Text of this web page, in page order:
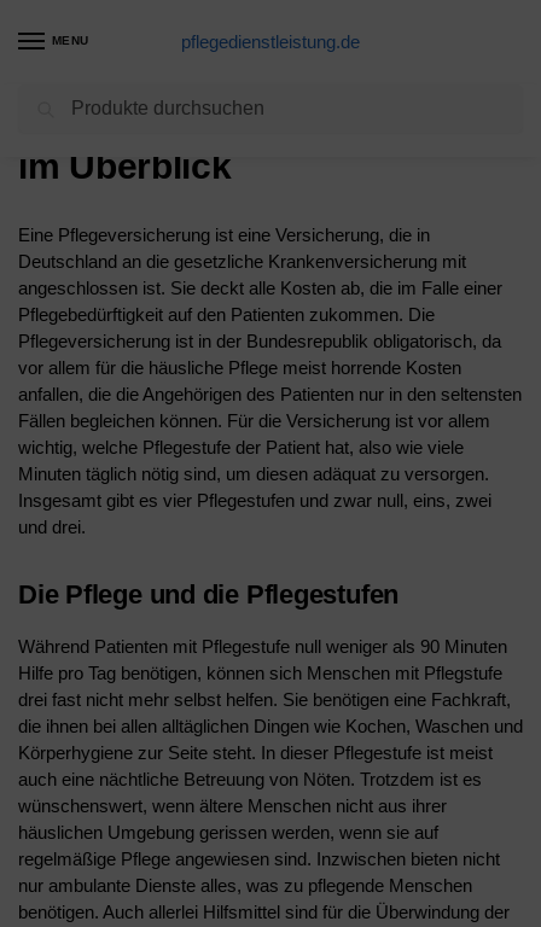
MENU pflegedienstleistung.de
Die Pflege – Alle Leistungen
im Überblick
Eine Pflegeversicherung ist eine Versicherung, die in
Deutschland an die gesetzliche Krankenversicherung mit
angeschlossen ist. Sie deckt alle Kosten ab, die im Falle einer
Pflegebedürftigkeit auf den Patienten zukommen. Die
Pflegeversicherung ist in der Bundesrepublik obligatorisch, da
vor allem für die häusliche Pflege meist horrende Kosten
anfallen, die die Angehörigen des Patienten nur in den seltensten
Fällen begleichen können. Für die Versicherung ist vor allem
wichtig, welche Pflegestufe der Patient hat, also wie viele
Minuten täglich nötig sind, um diesen adäquat zu versorgen.
Insgesamt gibt es vier Pflegestufen und zwar null, eins, zwei
und drei.
Die Pflege und die Pflegestufen
Während Patienten mit Pflegestufe null weniger als 90 Minuten
Hilfe pro Tag benötigen, können sich Menschen mit Pflegstufe
drei fast nicht mehr selbst helfen. Sie benötigen eine Fachkraft,
die ihnen bei allen alltäglichen Dingen wie Kochen, Waschen und
Körperhygiene zur Seite steht. In dieser Pflegestufe ist meist
auch eine nächtliche Betreuung von Nöten. Trotzdem ist es
wünschenswert, wenn ältere Menschen nicht aus ihrer
häuslichen Umgebung gerissen werden, wenn sie auf
regelmäßige Pflege angewiesen sind. Inzwischen bieten nicht
nur ambulante Dienste alles, was zu pflegende Menschen
benötigen. Auch allerlei Hilfsmittel sind für die Überwindung der